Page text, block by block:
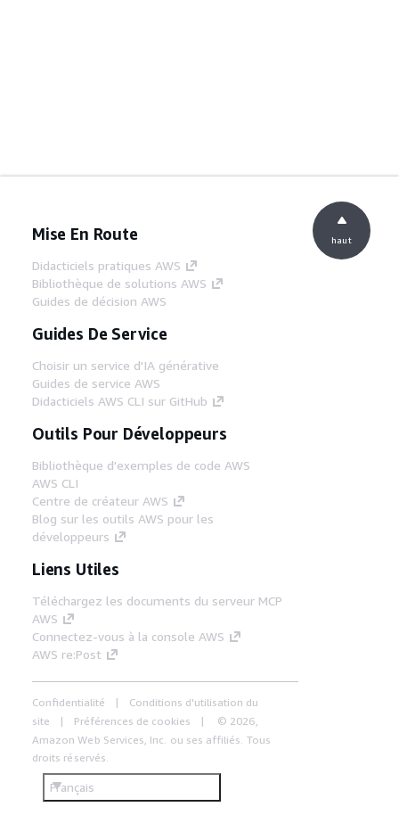
Mise En Route
Didacticiels pratiques AWS
Bibliothèque de solutions AWS
Guides de décision AWS
Guides De Service
Choisir un service d'IA générative
Guides de service AWS
Didacticiels AWS CLI sur GitHub
Outils Pour Développeurs
Bibliothèque d'exemples de code AWS
AWS CLI
Centre de créateur AWS
Blog sur les outils AWS pour les
développeurs
Liens Utiles
Téléchargez les documents du serveur MCP
AWS
Connectez-vous à la console AWS
AWS re:Post
Confidentialité
Conditions d'utilisation du
site
Préférences de cookies
© 2026,
Amazon Web Services, Inc. ou ses affiliés. Tous
droits réservés.
Français
haut